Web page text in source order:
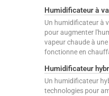
Humidificateur à
Un humidificateur à
pour augmenter
vapeur chaude à
fonctionne en
Humidificateur
Un humidificateur
technologies pour